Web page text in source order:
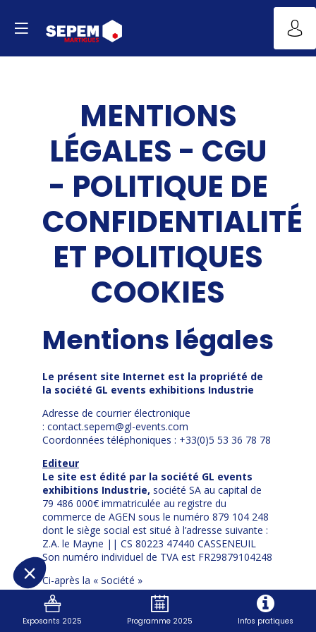
MENTIONS
LÉGALES - CGU
- POLITIQUE DE
CONFIDENTIALITÉ
ET POLITIQUES
COOKIES
Mentions légales
Le présent site Internet est la propriété de
la société GL events exhibitions Industrie
Adresse de courrier électronique
: contact.sepem@gl-events.com
Coordonnées téléphoniques : +33(0)5 53 36 78 78
Editeur
Le site est édité par la société GL events
exhibitions Industrie, société SA au capital de
79 486 000€ immatriculée au registre du
commerce de AGEN sous le numéro 879 104 248
dont le siège social est situé à l’adresse suivante :
Z.A. le Mayne || CS 80223 47440 CASSENEUIL
Son numéro individuel de TVA est FR29879104248
Ci-après la « Société »
Directeur de publication
Mme VOYER Julie en qualité de directrice du salon
Exposants 2025 Programme 2025 Infos pratiques